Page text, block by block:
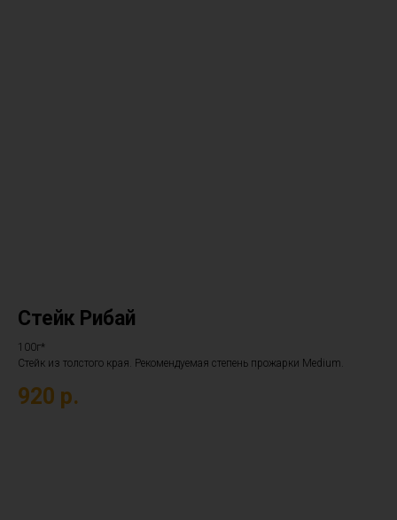
Стейк Рибай
100г*
Стейк из толстого края. Рекомендуемая степень прожарки Medium.
920 р.